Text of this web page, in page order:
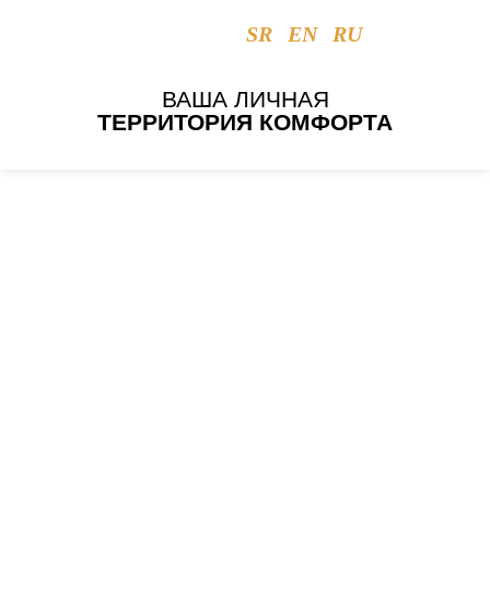
SR EN RU
ВАША ЛИЧНАЯ
ТЕРРИТОРИЯ КОМФОРТА